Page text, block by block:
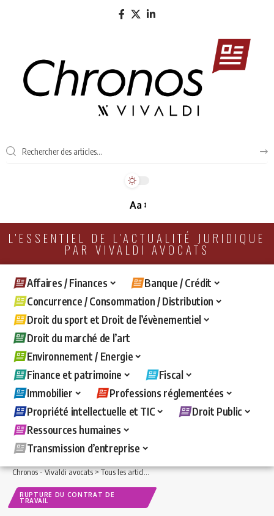
Aa
L'ESSENTIEL DE L'ACTUALITÉ JURIDIQUE
PAR VIVALDI AVOCATS
Affaires / Finances
Banque / Crédit
Concurrence / Consommation / Distribution
Droit du sport et Droit de l’évènementiel
Droit du marché de l’art
Environnement / Energie
Finance et patrimoine
Fiscal
Immobilier
Professions réglementées
Propriété intellectuelle et TIC
Droit Public
Ressources humaines
Transmission d’entreprise
Chronos - Vivaldi avocats>Tous les articles >Ressources humaines>Rupture
RUPTURE DU CONTRAT DE
TRAVAIL